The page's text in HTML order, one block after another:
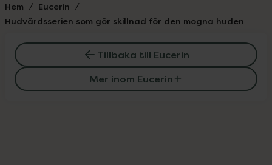
Hem
Eucerin
Hudvårdsserien som gör skillnad för den mogna huden
Tillbaka till Eucerin
Mer inom Eucerin